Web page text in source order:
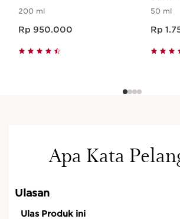
200 ml
Rp 950.000
50 ml
Rp
Apa Kata